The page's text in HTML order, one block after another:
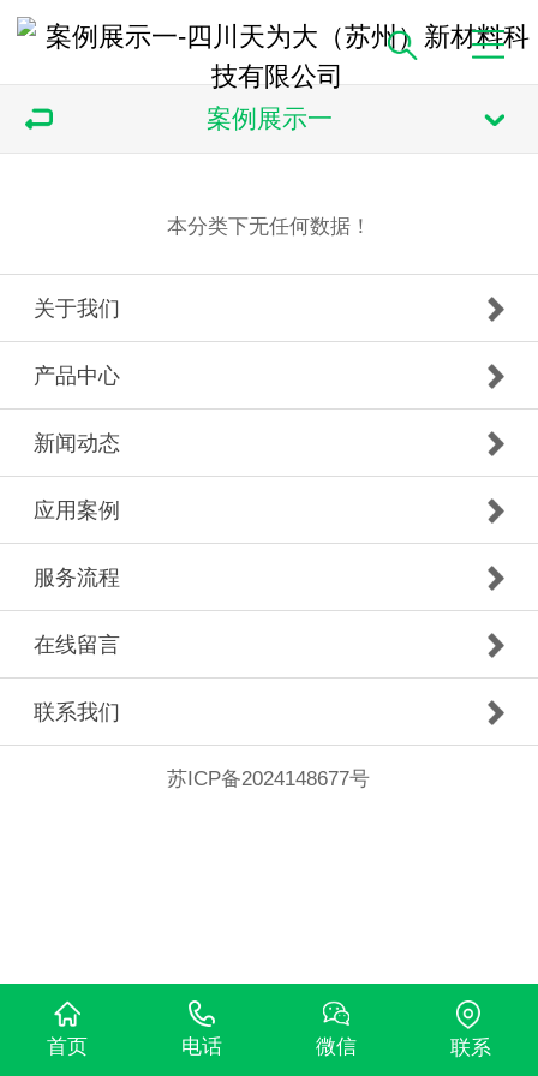
案例展示一
本分类下无任何数据！
关于我们
产品中心
新闻动态
应用案例
服务流程
在线留言
联系我们
苏ICP备2024148677号
首页 电话 微信 联系